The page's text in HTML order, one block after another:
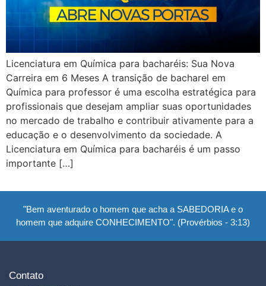
Licenciatura em Química para bacharéis: Sua Nova
Carreira em 6 Meses A transição de bacharel em
Química para professor é uma escolha estratégica para
profissionais que desejam ampliar suas oportunidades
no mercado de trabalho e contribuir ativamente para a
educação e o desenvolvimento da sociedade. A
Licenciatura em Química para bacharéis é um passo
importante […]
"Bem aventurado o homem que acha a SABEDORIA e o
homem que adquire CONHECIMENTO". (Provérbios - 3:13)
Contato